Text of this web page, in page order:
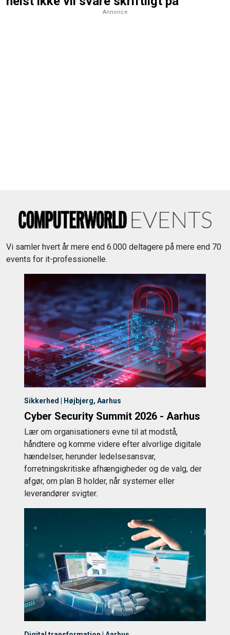
Annonce
Vi samler hvert år mere end 6.000 deltagere på mere end 70
events for it-professionelle.
Sikkerhed | Højbjerg, Aarhus
Cyber Security Summit 2026 - Aarhus
Lær om organisationers evne til at modstå,
håndtere og komme videre efter alvorlige digitale
hændelser, herunder ledelsesansvar,
forretningskritiske afhængigheder og de valg, der
afgør, om plan B holder, når systemer eller
leverandører svigter.